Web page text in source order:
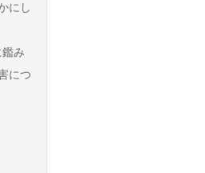
にし
み
につ